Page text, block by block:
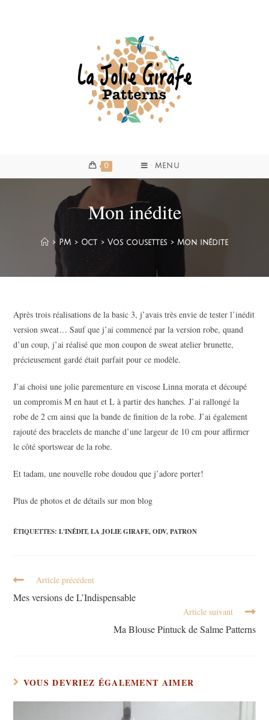
0 MENU
Mon inédite
> PM > Oct > Vos cousettes > Mon inédite
Après trois réalisations de la basic 3, j’avais très envie de tester l’inédit
version sweat… Sauf que j’ai commencé par la version robe, quand
d’un coup, j’ai réalisé que mon coupon de sweat atelier brunette,
précieusement gardé était parfait pour ce modèle.
J’ai choisi une jolie parementure en viscose Linna morata et découpé
un compromis M en haut et L à partir des hanches. J’ai rallongé la
robe de 2 cm ainsi que la bande de finition de la robe. J’ai également
rajouté des bracelets de manche d’une largeur de 10 cm pour affirmer
le côté sportswear de la robe.
Et tadam, une nouvelle robe doudou que j’adore porter!
Plus de photos et de détails sur mon blog
ÉTIQUETTES:L'INÉDIT, LA JOLIE GIRAFE, ODV, PATRON
Article précédent
Mes versions de L’Indispensable
Article suivant
Ma Blouse Pintuck de Salme Patterns
VOUS DEVRIEZ ÉGALEMENT AIMER